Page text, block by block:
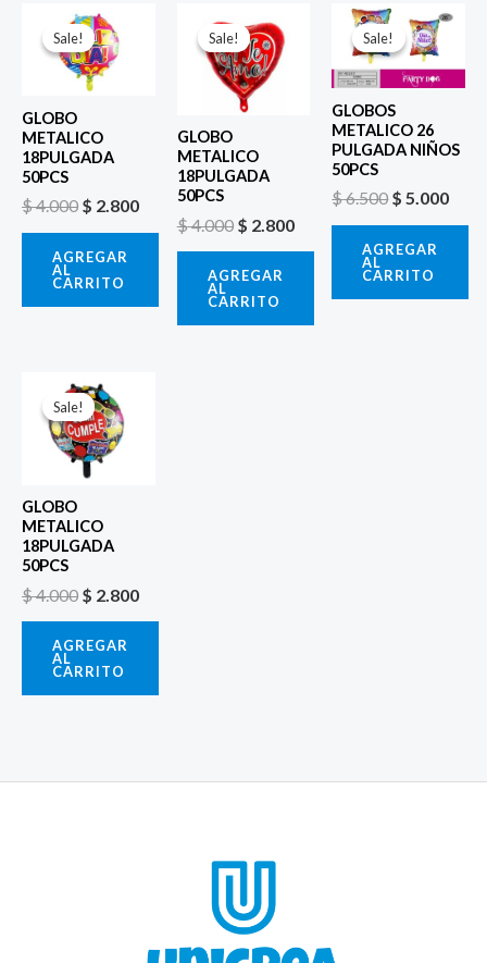
Sale!
Sale!
GLOBO
METALICO
18PULGADA
50PCS
$4.000
El
precio
original
era:
$ 2.800
AGREGAR
AL
CARRITO
Sale!
Sale!
GLOBO
METALICO
18PULGADA
50PCS
$4.000
precio
original
era:
$ 4.000.
$ 2.800
AGREGAR
AL
CARRITO
Sale!
Sale!
GLOBOS
METALICO 26
PULGADA NIÑOS
50PCS
$6.500
El
precio
original
era:
$ 5.000
El
AGREGAR
AL
CARRITO
Sale!
Sale!
GLOBO
METALICO
18PULGADA
50PCS
$4.000
El
precio
original
era:
$ 4.000.
$ 2.800
AGREGAR
AL
CARRITO